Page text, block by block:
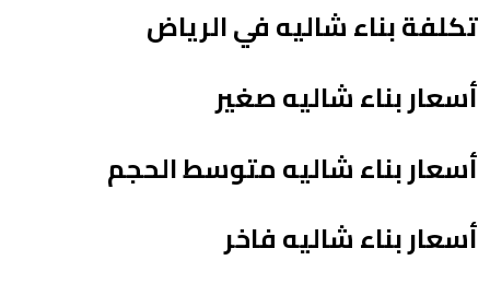
تكلفة بناء شاليه في الرياض
أسعار بناء شاليه صغير
أسعار بناء شاليه متوسط الحجم
أسعار بناء شاليه فاخر